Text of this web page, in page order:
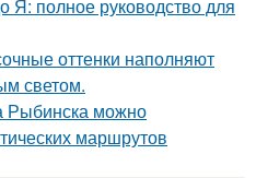
Я: полное руководство для
оттенки наполняют
светом.
Рыбинска можно
маршрутов